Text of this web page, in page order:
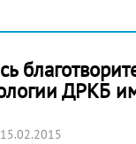
ДРКБ
15.02.2015